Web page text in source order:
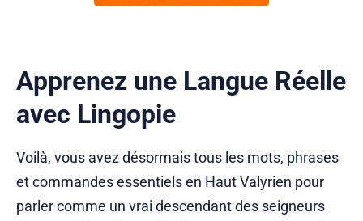
Apprenez une Langue Réelle
avec Lingopie
Voilà, vous avez désormais tous les mots, phrases
et commandes essentiels en Haut Valyrien pour
parler comme un vrai descendant des seigneurs